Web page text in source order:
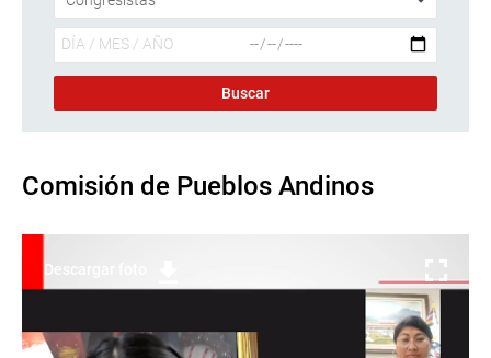
Comisión de Pueblos Andinos
Descargar foto